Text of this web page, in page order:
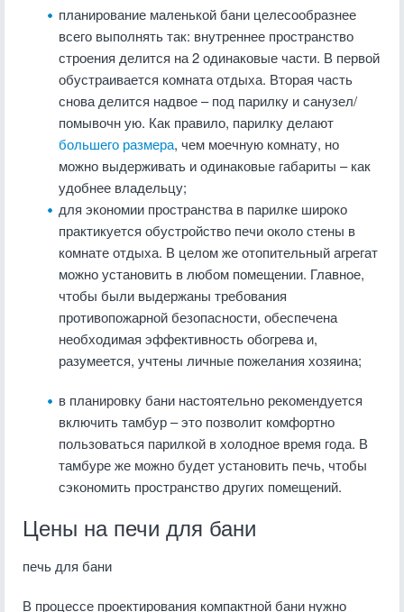
планирование маленькой бани целесообразнее
всего выполнять так: внутреннее пространство
строения делится на 2 одинаковые части. В первой
обустраивается комната отдыха. Вторая часть
снова делится надвое – под парилку и санузел/
помывочн ую. Как правило, парилку делают
большего размера, чем моечную комнату, но
можно выдерживать и одинаковые габариты – как
удобнее владельцу;
для экономии пространства в парилке широко
практикуется обустройство печи около стены в
комнате отдыха. В целом же отопительный агрегат
можно установить в любом помещении. Главное,
чтобы были выдержаны требования
противопожарной безопасности, обеспечена
необходимая эффективность обогрева и,
разумеется, учтены личные пожелания хозяина;
в планировку бани настоятельно рекомендуется
включить тамбур – это позволит комфортно
пользоваться парилкой в холодное время года. В
тамбуре же можно будет установить печь, чтобы
сэкономить пространство других помещений.
Цены на печи для бани
печь для бани
В процессе проектирования компактной бани нужно